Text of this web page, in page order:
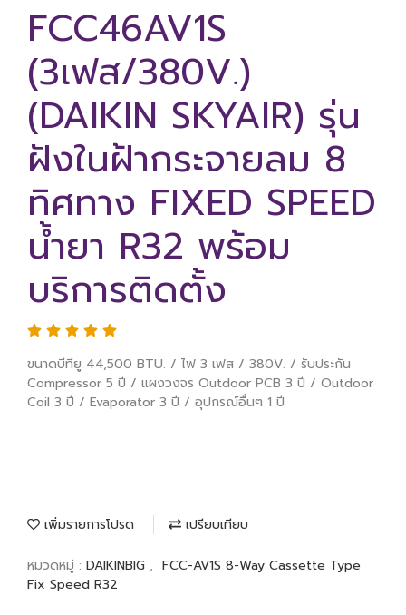
FCC46AV1S
(3เฟส/380V.)
(DAIKIN SKYAIR) รุ่น
ฝังในฝ้ากระจายลม 8
ทิศทาง FIXED SPEED
น้ำยา R32 พร้อม
บริการติดตั้ง
ขนาดบีทียู 44,500 BTU. / ไฟ 3 เฟส / 380V. / รับประกัน
Compressor 5 ปี / แผงวงจร Outdoor PCB 3 ปี / Outdoor
Coil 3 ปี / Evaporator 3 ปี / อุปกรณ์อื่นๆ 1 ปี
เพิ่มรายการโปรด เปรียบเทียบ
หมวดหมู่ : DAIKINBIG , FCC-AV1S 8-Way Cassette Type
Fix Speed R32